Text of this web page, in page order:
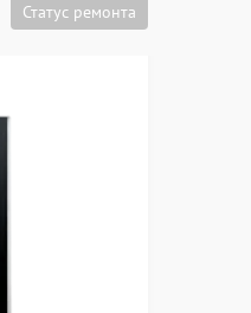
Статус ремонта